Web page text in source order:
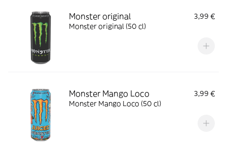
Monster original
3,99 €
Monster original (50 cl)
Monster Mango Loco
3,99 €
Monster Mango Loco (50 cl)